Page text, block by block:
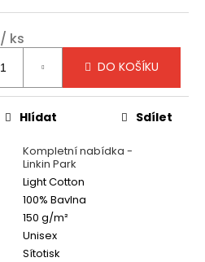
/ ks
DO KOŠÍKU
Kompletní nabídka -
Linkin Park
Light Cotton
100% Bavlna
150 g/m²
Unisex
Sítotisk
Hlídat Sdílet